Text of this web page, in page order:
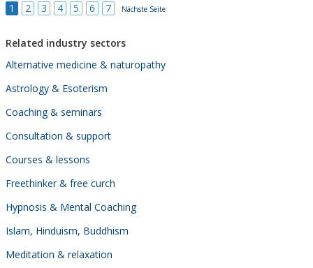
1
2 3 4 5 6 7 Nächste Seite
Related industry sectors
Alternative medicine & naturopathy
Astrology & Esoterism
Coaching & seminars
Consultation & support
Courses & lessons
Freethinker & free curch
Hypnosis & Mental Coaching
Islam, Hinduism, Buddhism
Meditation & relaxation